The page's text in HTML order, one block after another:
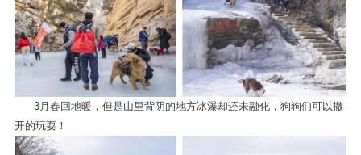
3月春回地暖，但是山里背阴的地方冰瀑却还未融化，狗狗们可以撒
开的玩耍！